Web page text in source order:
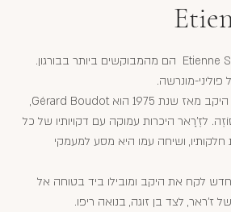
היינות הלבנים של Etienne Sauzet הם מהמבוקשים ביותר בבורגון.
מונרשה.
מי שהיה אחראי להובלת היקב מאז שנת 1975 הוא Gérard Boudot,
לזֶ'רָאר היכרות עמוקה עם דקויותיו של כל
חלקותיו, ושיחה עמו היא מסע למעמקי
לקח את היקב ומובילו ביד בטוחה אל
ז'ראר, לצד בן זוגה, בנואה ריפו.